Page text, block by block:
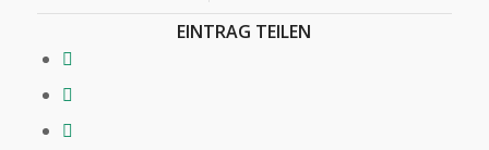
EINTRAG TEILEN